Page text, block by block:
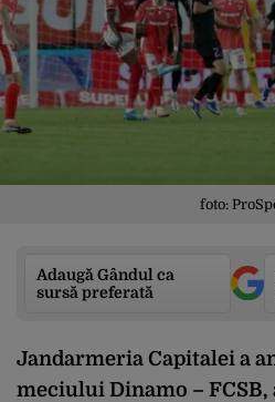
foto:
Adaugă Gândul ca
sursă preferată
Jandarmeria Capitalei a
meciului Dinamo –